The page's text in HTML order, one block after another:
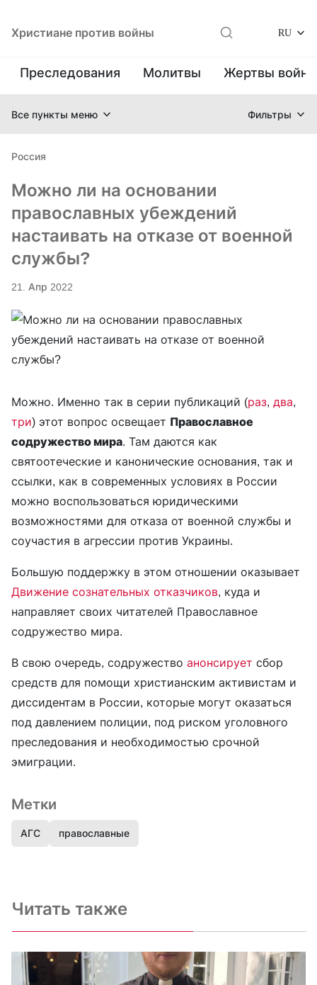
Христиане против войны RU
Преследования Молитвы Жертвы
Все пункты меню Фильтры
Россия
Можно ли на основании
православных убеждений
настаивать на отказе от военной
службы?
21. Апр 2022
Можно. Именно так в серии публикаций (раз, два,
три) этот вопрос освещает Православное
содружество мира. Там даются как
святоотеческие и канонические основания, так и
ссылки, как в современных условиях в России
можно воспользоваться юридическими
возможностями для отказа от военной службы и
соучастия в агрессии против Украины.
Большую поддержку в этом отношении оказывает
Движение сознательных отказчиков, куда и
направляет своих читателей Православное
содружество мира.
В свою очередь, содружество анонсирует сбор
средств для помощи христианским активистам и
диссидентам в России, которые могут оказаться
под давлением полиции, под риском уголовного
преследования и необходимостью срочной
эмиграции.
Метки
АГС православные
Читать также